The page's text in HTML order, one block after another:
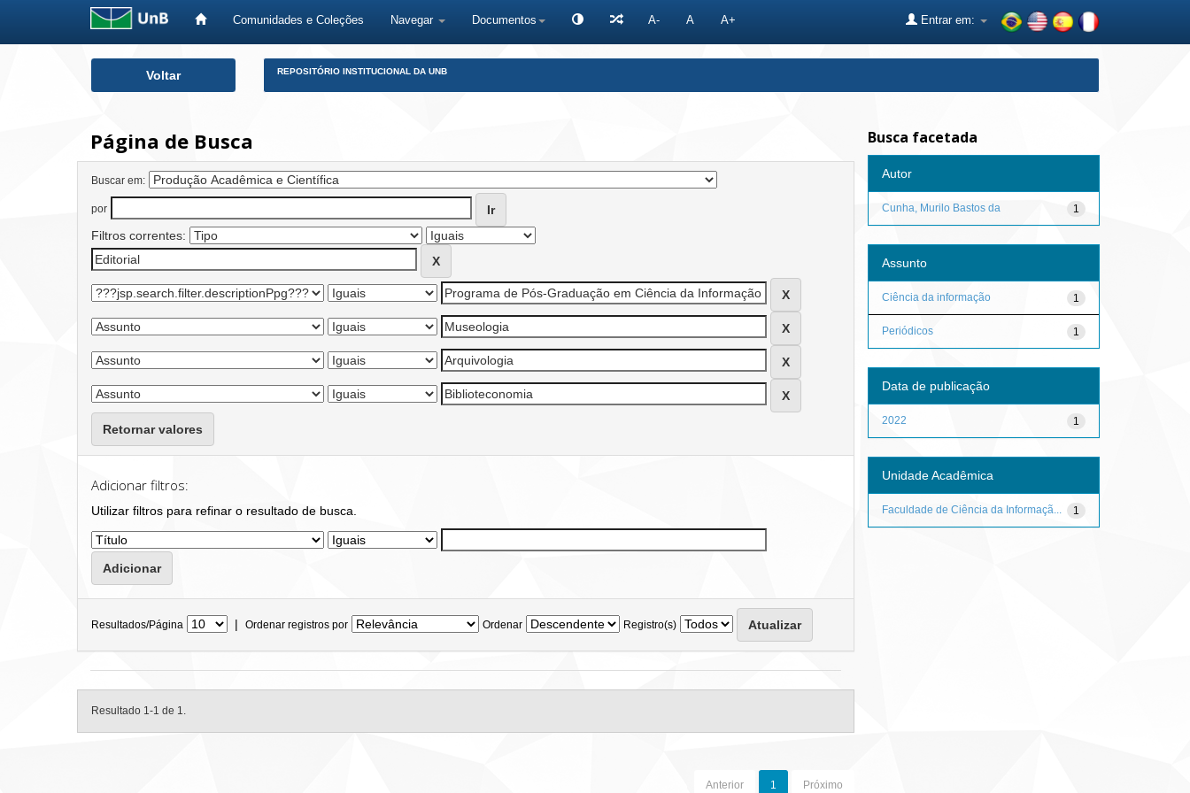
Comunidades e Coleções Navegar Documentos A- A A+ Entrar em:
Voltar REPOSITÓRIO INSTITUCIONAL DA UNB
Página de Busca
Buscar em:
por
Filtros correntes:
Retornar valores
Adicionar filtros:
Utilizar filtros para refinar o resultado de busca.
Resultados/Página | Ordenar registros por Ordenar Registro(s)
Resultado 1-1 de 1.
Anterior 1 Próximo
Busca facetada
Autor
1
Cunha, Murilo Bastos da
Assunto
1
Ciência da informação
1
Periódicos
Data de publicação
1
2022
Unidade Acadêmica
1
Faculdade de Ciência da Informaçã...